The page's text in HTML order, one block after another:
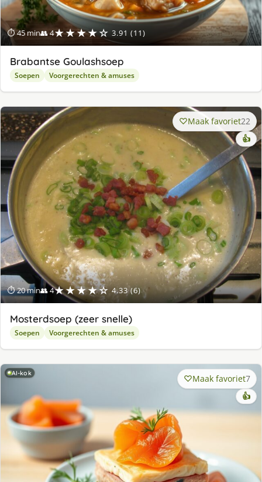
⏱ 45 min👥 4★★★★☆ 3.91 (11)
Brabantse Goulashsoep
Soepen Voorgerechten & amuses
⏱ 20 min👥 4★★★★☆ 4.33 (6)
Maak favoriet22
👍
Mosterdsoep (zeer snelle)
Soepen Voorgerechten & amuses
AI-kok Maak favoriet7
👍